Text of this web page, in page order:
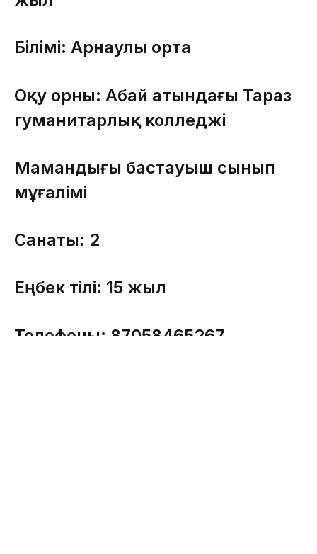
Білімі: Арнаулы орта
Оқу орны: Абай атындағы Тараз
гуманитарлық колледжі
Мамандығы бастауыш сынып
мұғалімі
Санаты: 2
Еңбек өтілі: 15 жыл
Телефоны: 87058465267